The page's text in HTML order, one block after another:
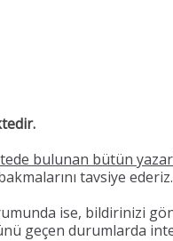
bulunan bütün
tavsiye ederiz.
ise, bildirinizi
geçen durumlarda